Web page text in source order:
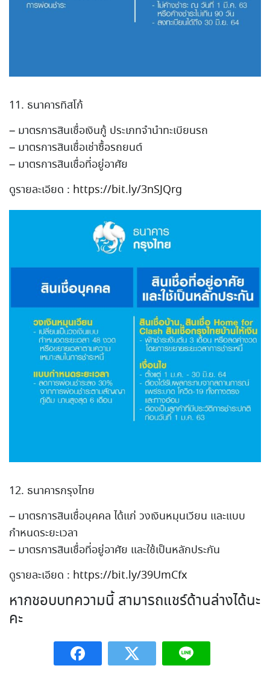
11. ธนาคารทิสโก้
– มาตรการสินเชื่อเงินกู้ ประเภทจำนำทะเบียนรถ
– มาตรการสินเชื่อเช่าซื้อรถยนต์
– มาตรการสินเชื่อที่อยู่อาศัย
ดูรายละเอียด : https://bit.ly/3nSJQrg
12. ธนาคารกรุงไทย
– มาตรการสินเชื่อบุคคล ได้แก่ วงเงินหมุนเวียน และแบบ
กำหนดระยะเวลา
– มาตรการสินเชื่อที่อยู่อาศัย และใช้เป็นหลักประกัน
ดูรายละเอียด : https://bit.ly/39UmCfx
หากชอบบทความนี้ สามารถแชร์ด้านล่างได้นะ
คะ